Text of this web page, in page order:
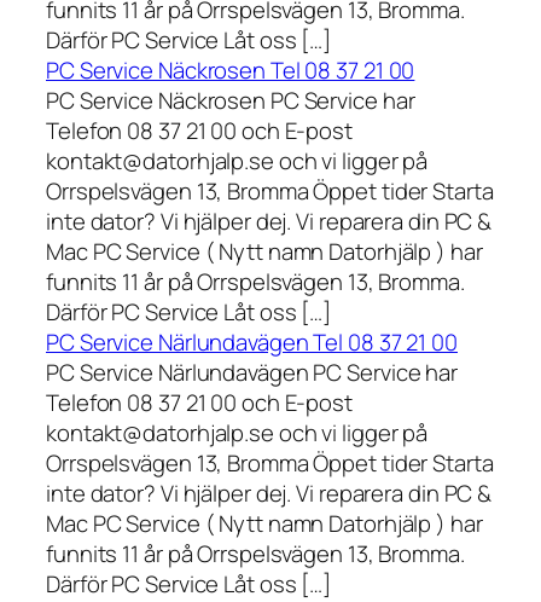
funnits 11 år på Orrspelsvägen 13, Bromma.
Därför PC Service Låt oss […]
PC Service Näckrosen Tel 08 37 21 00
PC Service Näckrosen PC Service har
Telefon 08 37 21 00 och E-post
kontakt@datorhjalp.se och vi ligger på
Orrspelsvägen 13, Bromma Öppet tider Starta
inte dator? Vi hjälper dej. Vi reparera din PC &
Mac PC Service ( Nytt namn Datorhjälp ) har
funnits 11 år på Orrspelsvägen 13, Bromma.
Därför PC Service Låt oss […]
PC Service Närlundavägen Tel 08 37 21 00
PC Service Närlundavägen PC Service har
Telefon 08 37 21 00 och E-post
kontakt@datorhjalp.se och vi ligger på
Orrspelsvägen 13, Bromma Öppet tider Starta
inte dator? Vi hjälper dej. Vi reparera din PC &
Mac PC Service ( Nytt namn Datorhjälp ) har
funnits 11 år på Orrspelsvägen 13, Bromma.
Därför PC Service Låt oss […]